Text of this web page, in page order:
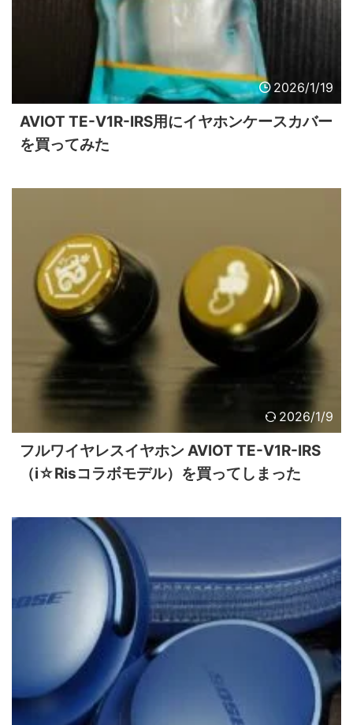
2026/1/19
AVIOT TE-V1R-IRS用にイヤホンケースカバー
を買ってみた
2026/1/9
フルワイヤレスイヤホン AVIOT TE-V1R-IRS
（i☆Risコラボモデル）を買ってしまった